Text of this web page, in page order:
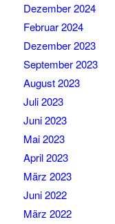
Dezember 2024
Februar 2024
Dezember 2023
September 2023
August 2023
Juli 2023
Juni 2023
Mai 2023
April 2023
März 2023
Juni 2022
März 2022